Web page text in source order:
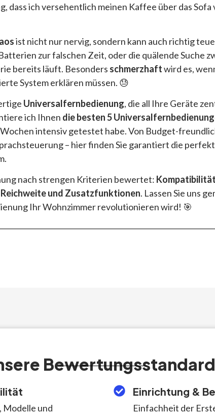
dass ich versehentlich meinen Kaffee über das
ist nicht nur nervig, sondern kann auch richtig
zur falschen Zeit, oder die quälende Suche
bereits läuft. Besonders schmerzhaftwird es,
System erklären müssen. 😓
Universalfernbedienung, die all Ihre Geräte
ich Ihnen die besten 5
intensiv getestet habe. Von Budget-
– hier finden Sie garantiert die
nach strengen Kriterien bewertet:
und Zusatzfunktionen. Lassen Sie uns
Ihr Wohnzimmer revolutionieren wird! 🎯
und
Einrichtung &
Einfachheit der